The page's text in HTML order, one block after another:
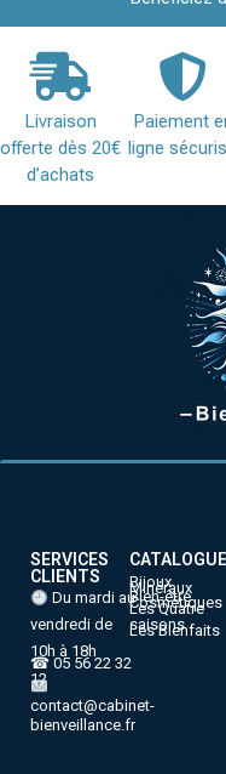
Livraison
offerte dès 20€
d’achats
Paiement
ligne
SERVICES
CLIENTS
Du mardi au
vendredi de
10h à 18h
☎ 05 56 22 32
12
contact@cabinet-
bienveillance.fr
CATALOGUE
Bijoux
Minéraux
Bien-être
Cosmétiques
Les Quatre
saisons
Les Bienfaits